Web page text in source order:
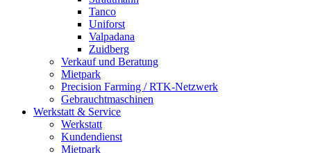
Tanco
Uniforst
Valpadana
Zuidberg
Verkauf und Beratung
Mietpark
Precision Farming / RTK-Netzwerk
Gebrauchtmaschinen
Werkstatt & Service
Werkstatt
Kundendienst
Mietpark